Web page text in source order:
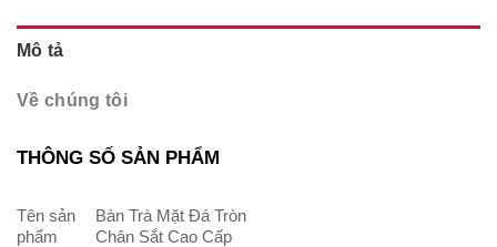
Mô tả
Về chúng tôi
THÔNG SỐ SẢN PHẨM
Tên sản
phẩm
Bàn Trà Mặt Đá Tròn
Chân Sắt Cao Cấp